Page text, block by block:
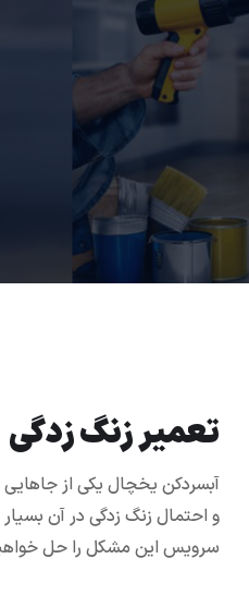
تعمیر زنگ زدگی
آبسردکن یخچال یکی از
و احتمال زنگ زدگی در آن
سرویس این مشکل را حل